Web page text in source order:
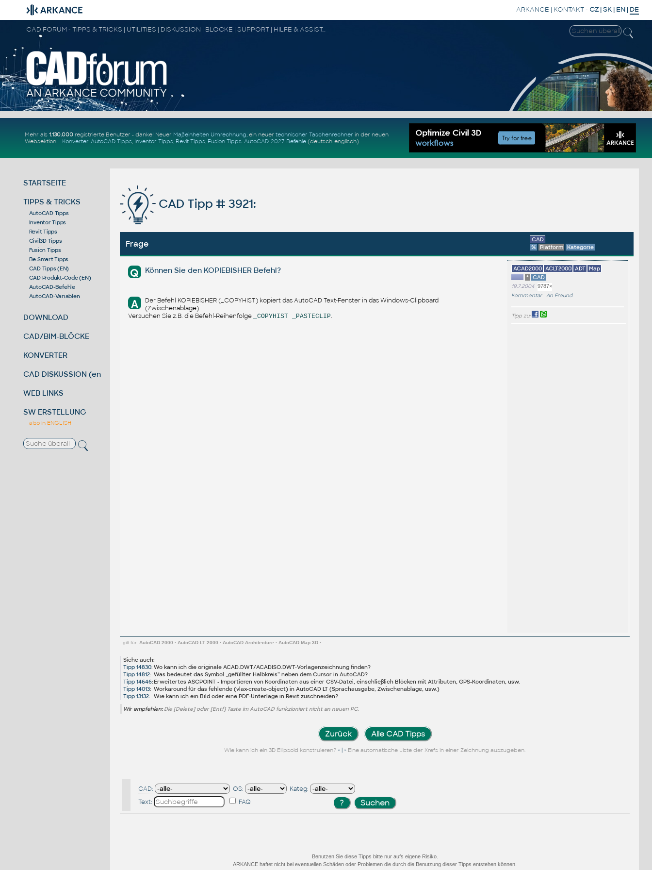
ARKANCE | KONTAKT- CZ |SK | EN | DE
CAD FORUM - TIPPS & TRICKS | UTILITIES | DISKUSSION | BLÖCKE | SUPPORT | HILFE & ASSISTANCE
Mehr als 1.130.000registrierte Benutzer - danke! Neuer Maßeinheiten Umrechnung, ein neuer technischer Taschenrechner in der neuen
Websektion – Konverter. AutoCAD Tipps, Inventor Tipps, Revit Tipps, Fusion Tipps. AutoCAD-2027-Befehle(deutsch-englisch).
STARTSEITE
TIPPS & TRICKS
AutoCAD Tipps
Inventor Tipps
Revit Tipps
Civil3D Tipps
Fusion Tipps
Be.Smart Tipps
CAD Tipps (EN)
CAD Produkt-Code (EN)
AutoCAD-Befehle
AutoCAD-Variablen
DOWNLOAD
CAD/BIM-BLÖCKE
KONVERTER
CAD DISKUSSION (en)
WEB LINKS
SW ERSTELLUNG
also in ENGLISH
CAD Tipp # 3921:
Frage
CAD
%
Platform Kategorie
Q Können Sie den KOPIEBISHER Befehl?
A
Der Befehl KOPIEBISHER (_COPYHIST) kopiert das AutoCAD Text-Fenster in das Windows-Clipboard
(Zwischenablage).
Versuchen Sie z.B. die Befehl-Reihenfolge
_COPYHIST _PASTECLIP.
ACAD2000 ACLT2000 ADT Map
*
CAD
19.7.2004 9787×
Kommentar An Freund
Tipp zu:
gilt für: AutoCAD 2000 · AutoCAD LT 2000 · AutoCAD Architecture · AutoCAD Map 3D·
Siehe auch:
Tipp 14830: Wo kann ich die originale ACAD.DWT/ACADISO.DWT-Vorlagenzeichnung finden?
Tipp 14812: Was bedeutet das Symbol „gefüllter Halbkreis” neben dem Cursor in AutoCAD?
Tipp 14646:Erweitertes ASCPOINT - Importieren von Koordinaten aus einer CSV-Datei, einschließlich Blöcken mit Attributen, GPS-Koordinaten, usw.
Tipp 14013: Workaround für das fehlende (vlax-create-object) in AutoCAD LT (Sprachausgabe, Zwischenablage, usw.)
Tipp 13132: Wie kann ich ein Bild oder eine PDF-Unterlage in Revit zuschneiden?
Wir empfehlen: Die [Delete] oder [Entf] Taste im AutoCAD funkzioniert nicht an neuen PC.
Zurück Alle CAD Tipps
Wie kann ich ein 3D Ellipsoid konstruieren? « | » Eine automatische Liste der Xrefs in einer Zeichnung auszugeben.
CAD: OS:
Kateg:
Text:
FAQ
Benutzen Sie diese Tipps bitte nur aufs eigene Risiko.
ARKANCE haftet nicht bei eventuellen Schäden oder Problemen die durch die Benutzung dieser Tipps entstehen können.